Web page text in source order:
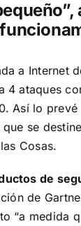
a Internet
4 ataques
Así lo prevé
se
Cosas.
de
de
“a medida